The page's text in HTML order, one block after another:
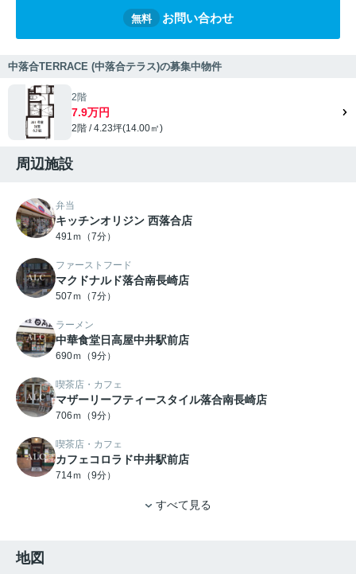
無料 お問い合わせ
中落合TERRACE (中落合テラス)の募集中物件
2階
7.9万円
2階 / 4.23坪(14.00㎡)
周辺施設
弁当
キッチンオリジン 西落合店
491ｍ（7分）
ファーストフード
マクドナルド落合南長崎店
507ｍ（7分）
ラーメン
中華食堂日高屋中井駅前店
690ｍ（9分）
喫茶店・カフェ
マザーリーフティースタイル落合南長崎店
706ｍ（9分）
喫茶店・カフェ
カフェコロラド中井駅前店
714ｍ（9分）
すべて見る
地図